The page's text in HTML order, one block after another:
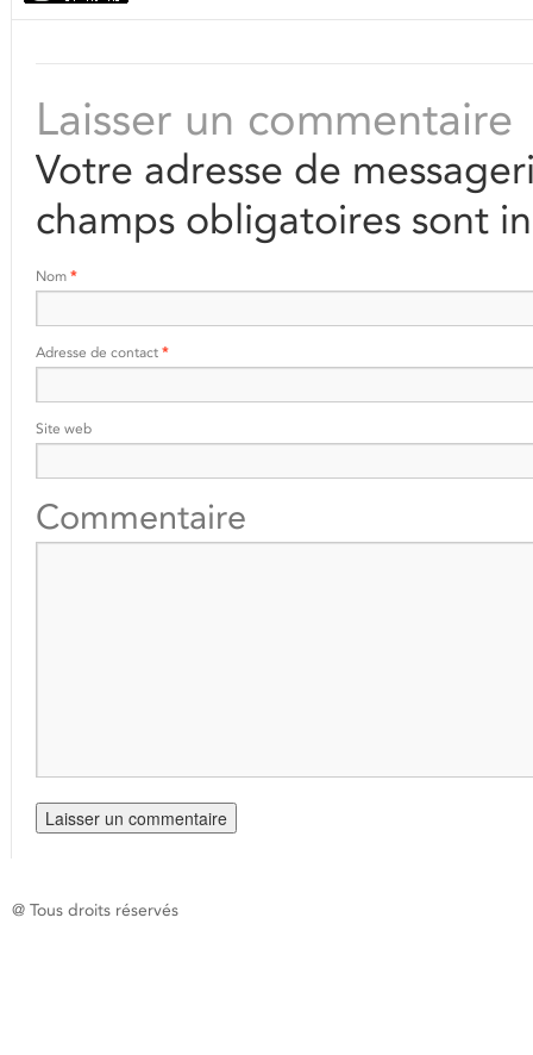
Laisser un commentaire
Votre adresse de
champs obligatoires sont
Nom *
Adresse de contact *
Site web
Commentaire
@ Tous droits réservés